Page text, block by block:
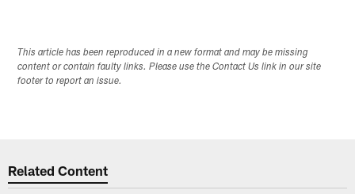
This article has been reproduced in a new format and may be missing
content or contain faulty links. Please use the Contact Us link in our site
footer to report an issue.
Related Content